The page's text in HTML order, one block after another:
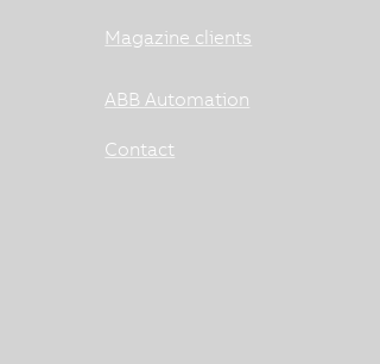
Magazine clients
ABB Automation
Contact